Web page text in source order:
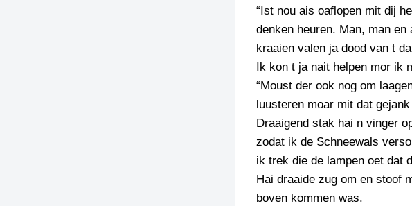
“Ist nou ais oaflopen mit dij
denken heuren. Man, man
kraaien valen ja dood van t
Ik kon t ja nait helpen mor ik
“Moust der ook nog om
luusteren moar mit dat
Draaigend stak hai n vinger
zodat ik de Schneewals
ik trek die de lampen oet dat
Hai draaide zug om en stoof
boven kommen was.